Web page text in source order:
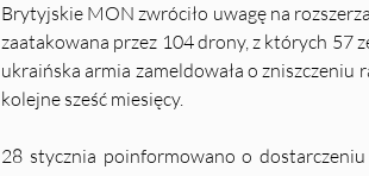
Brytyjskie MON zwróciło uwagę na
zaatakowana przez 104 drony, z których 57
ukraińska armia zameldowała o zniszczeniu
kolejne sześć miesięcy.
28 stycznia poinformowano o